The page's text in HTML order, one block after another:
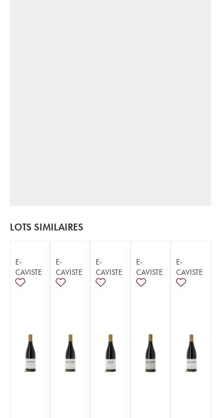
LOTS SIMILAIRES
E-
CAVISTE
E-
CAVISTE
E-
CAVISTE
E-
CAVISTE
E-
CAVISTE